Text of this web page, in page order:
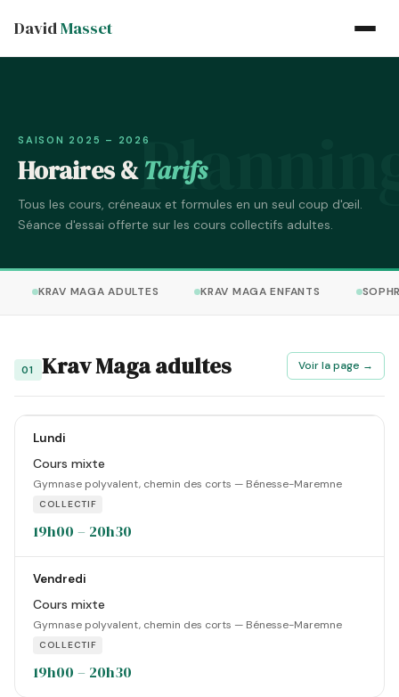
DavidMasset
SAISON 2025 – 2026
Horaires &Tarifs
Tous les cours, créneaux et formules en un seul coup d'œil.
Séance d'essai offerte sur les cours collectifs adultes.
KRAV MAGA ADULTES KRAV MAGA ENFANTS
01 Krav Maga adultes Voir la page →
Lundi
Cours mixte
Gymnase polyvalent, chemin des corts — Bénesse-Maremne
COLLECTIF
19h00 – 20h30
Vendredi
Cours mixte
Gymnase polyvalent, chemin des corts — Bénesse-Maremne
COLLECTIF
19h00 – 20h30